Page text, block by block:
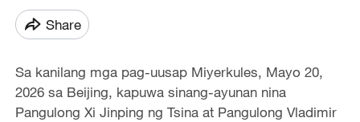
Share
Sa kanilang mga pag-uusap Miyerkules, Mayo 20,
2026 sa Beijing, kapuwa sinang-ayunan nina
Pangulong Xi Jinping ng Tsina at Pangulong Vladimir